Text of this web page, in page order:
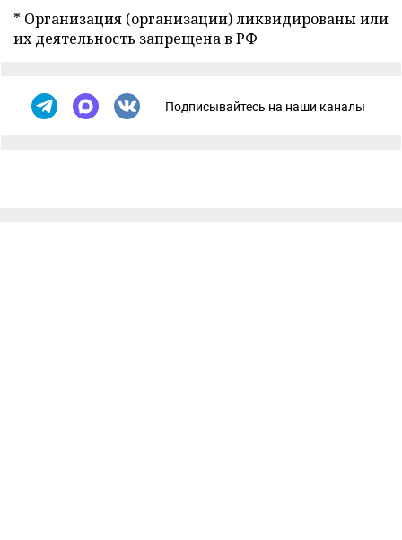
* Организация (организации) ликвидированы или
их деятельность запрещена в РФ
Подписывайтесь на наши каналы